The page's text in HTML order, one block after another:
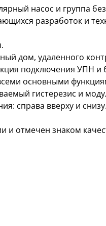
насос и группа
разработок и
дом, удаленного
подключения УПН и
основными
гистерезис и
справа вверху и снизу.
и отмечен знаком